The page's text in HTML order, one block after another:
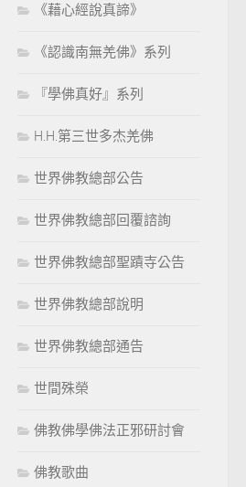
《藉心經說真諦》
《認識南無羌佛》系列
『學佛真好』系列
H.H.第三世多杰羌佛
世界佛教總部公告
世界佛教總部回覆諮詢
世界佛教總部聖蹟寺公告
世界佛教總部說明
世界佛教總部通告
世間殊榮
佛教佛學佛法正邪研討會
佛教歌曲